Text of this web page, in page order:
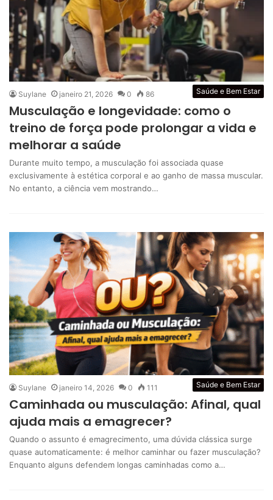
Saúde e Bem Estar
Suylane janeiro 21, 2026 0 86
Musculação e longevidade: como o
treino de força pode prolongar a vida e
melhorar a saúde
Durante muito tempo, a musculação foi associada quase
exclusivamente à estética corporal e ao ganho de massa muscular.
No entanto, a ciência vem mostrando…
Saúde e Bem Estar
Suylane janeiro 14, 2026 0 111
Caminhada ou musculação: Afinal, qual
ajuda mais a emagrecer?
Quando o assunto é emagrecimento, uma dúvida clássica surge
quase automaticamente: é melhor caminhar ou fazer musculação?
Enquanto alguns defendem longas caminhadas como a…